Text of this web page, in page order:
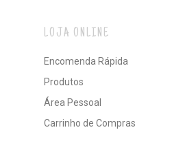
LOJA ONLINE
Encomenda Rápida
Produtos
Área Pessoal
Carrinho de Compras